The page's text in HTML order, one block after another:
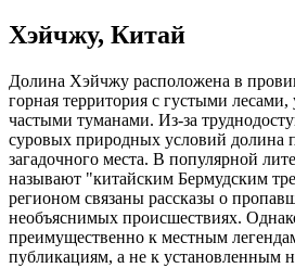
Хэйчжу, Китай
Долина Хэйчжу расположена в
горная территория с густыми
частыми туманами. Из-за
суровых природных условий долина
загадочного места. В популярной
называют "китайским Бермудским
регионом связаны рассказы о
необъяснимых происшествиях.
преимущественно к местным
публикациям, а не к установленным